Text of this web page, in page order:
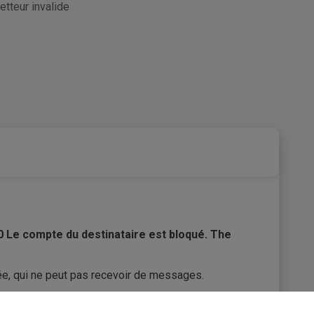
invalide
Le compte du destinataire est bloqué. The
qui ne peut pas recevoir de messages.